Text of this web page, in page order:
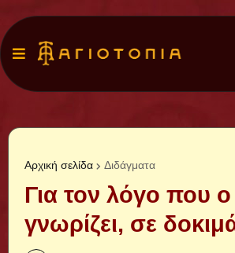
Αρχική σελίδα Διδάγματα
Για τον λόγο που
γνωρίζει, σε